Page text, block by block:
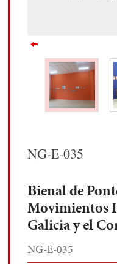
NG-E-035
Bienal de
Movimientos
Galicia y el
NG-E-035